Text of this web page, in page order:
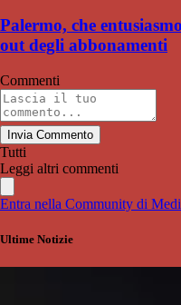
Palermo, che
out degli abbonamenti
Commenti
Invia Commento
Tutti
Leggi altri commenti
Entra nella Community di
Ultime Notizie